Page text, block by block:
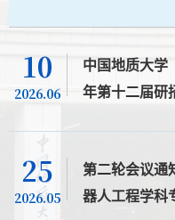
10
2026.06
中国地质大学
年第十二届研
25
2026.05
第二轮会议
器人工程学科